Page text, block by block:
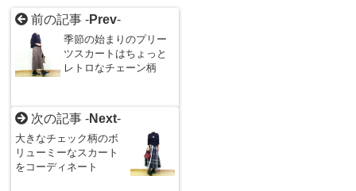
前の記事 -Prev-
季節の始まりのプリー
ツスカートはちょっと
レトロなチェーン柄
次の記事 -Next-
大きなチェック柄のボ
リューミーなスカート
をコーディネート